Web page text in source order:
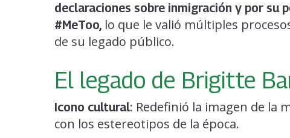
declaraciones sobre inmigración y por
#MeToo, lo que le valió múltiples
de su legado público.
El legado de Brigitte
Icono cultural: Redefinió la imagen de la
con los estereotipos de la época.